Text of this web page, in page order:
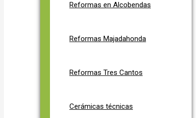
Reformas en Alcobendas
Reformas Majadahonda
Reformas Tres Cantos
Cerámicas técnicas